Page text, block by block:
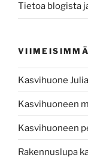
Tietoa blogista
Kasvihuone
Kasvihuoneen
Kasvihuoneen
Rakennuslupa